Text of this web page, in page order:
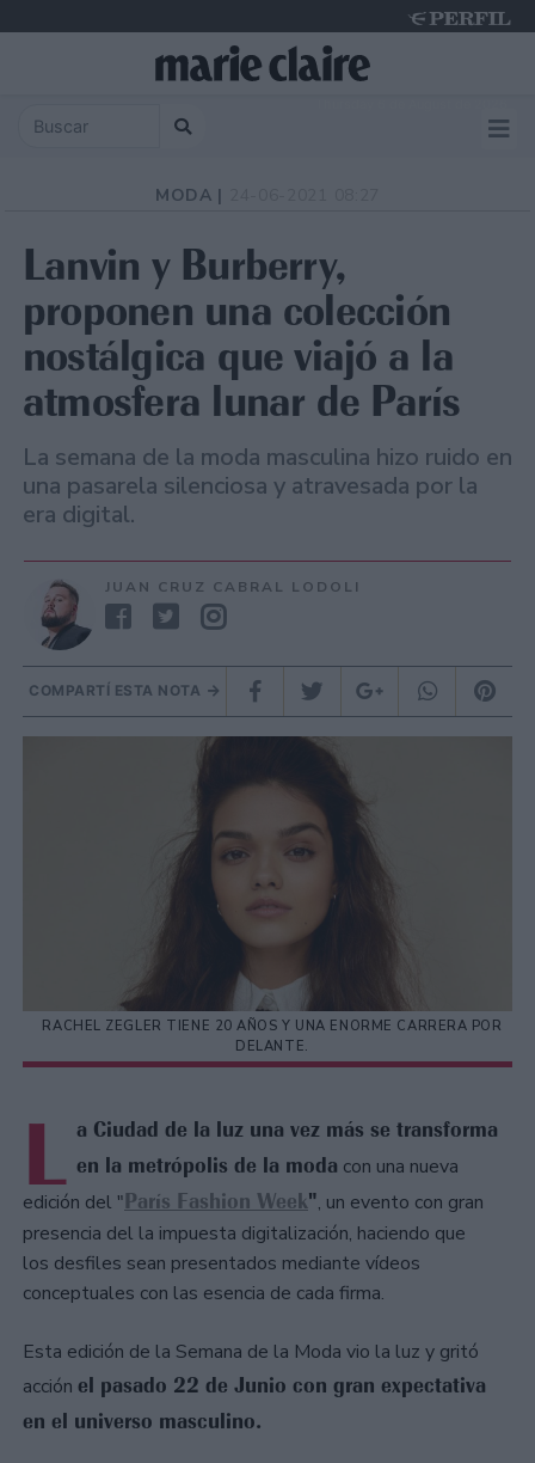
MODA |
Lanvin y Burberry,
proponen una colección
nostálgica que viajó a la
atmosfera lunar de París
La semana de la moda masculina hizo ruido en
una pasarela silenciosa y atravesada por la
era digital.
JUAN CRUZ CABRAL LODOLI
COMPARTÍ ESTA NOTA
RACHEL ZEGLER TIENE 20 AÑOS Y UNA ENORME CARRERA POR
DELANTE.
L a Ciudad de la luz una vez más se transforma
en la metrópolis de la moda con una nueva
edición del "París Fashion Week", un evento con gran
presencia del la impuesta digitalización, haciendo que
los desfiles sean presentados mediante vídeos
conceptuales con las esencia de cada firma.
Esta edición de la Semana de la Moda vio la luz y gritó
acción el pasado 22 de Junio con gran expectativa
en el universo masculino.